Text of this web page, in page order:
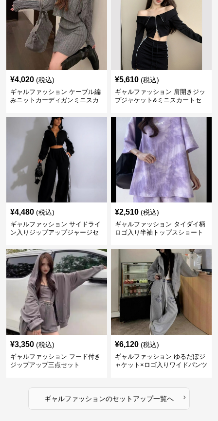
¥4,020 (税込)
ギャルファッション ケーブル編
みニットカーディガンミニスカ
¥5,610 (税込)
ギャルファッション 肩開きジッ
プジャケット&ミニスカートセ
¥4,480 (税込)
ギャルファッション サイドライ
ン入りジップアップジャージセ
¥2,510 (税込)
ギャルファッション タイダイ柄
ロゴ入り半袖トップスショート
¥3,350 (税込)
ギャルファッション フード付き
ジップアップ三点セット
¥6,120 (税込)
ギャルファッション ゆるだぼジ
ャケット×ロゴ入りワイドパンツ
ギャルファッションのセットアップ一覧へ ›